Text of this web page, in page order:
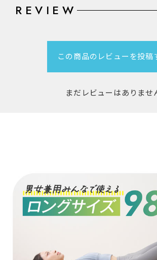
REVIEW
この商品のレビューを投稿
まだレビューはありませ